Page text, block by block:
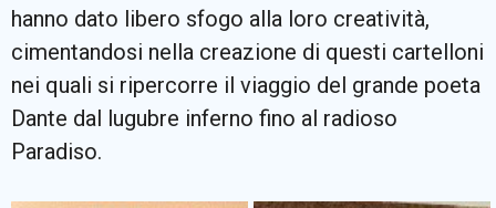
hanno dato libero sfogo alla loro creatività,
cimentandosi nella creazione di questi cartelloni
nei quali si ripercorre il viaggio del grande poeta
Dante dal lugubre inferno fino al radioso
Paradiso.